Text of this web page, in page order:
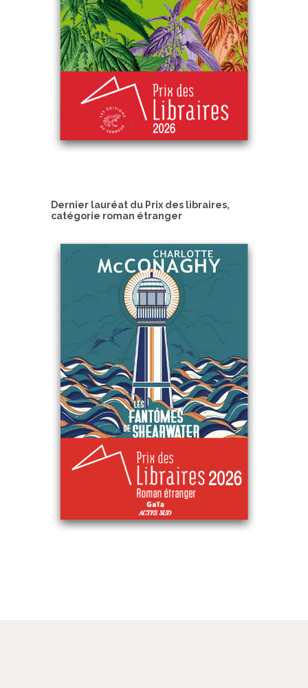
Dernier lauréat du Prix des libraires,
catégorie roman étranger